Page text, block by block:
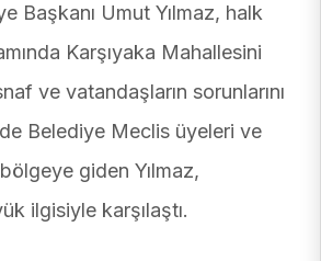
Başkanı Umut Yılmaz, halk
Karşıyaka Mahallesini
ve vatandaşların sorunlarını
Belediye Meclis üyeleri ve
giden Yılmaz,
ilgisiyle karşılaştı.